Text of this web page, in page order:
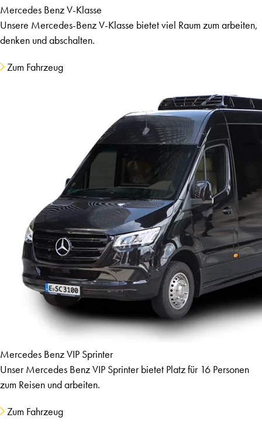
Mercedes Benz V-Klasse
Unsere Mercedes-Benz V-Klasse bietet viel Raum zum arbeiten,
denken und abschalten.
Zum Fahrzeug
Mercedes Benz VIP Sprinter
Unser Mercedes Benz VIP Sprinter bietet Platz für 16 Personen
zum Reisen und arbeiten.
Zum Fahrzeug